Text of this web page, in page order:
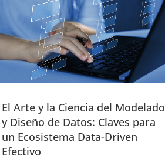
El Arte y la Ciencia del Modelado
y Diseño de Datos: Claves para
un Ecosistema Data-Driven
Efectivo